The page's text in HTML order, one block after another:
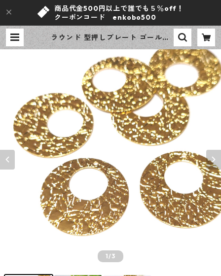
商品代金500円以上で誰でも５％off！
クーポンコード enkobo500
ラウンド 型押しプレート ゴールド
4ピース キラキラ加工 チャーム ハ
ンドメイド資材 【en工房】 | ｅｎ
工房
1/3